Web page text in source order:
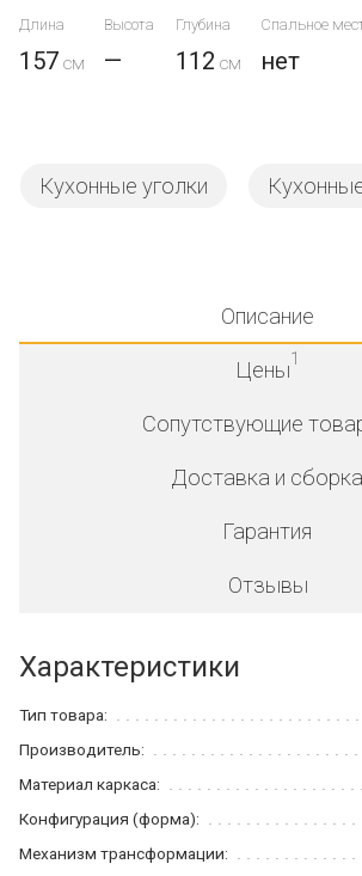
Длина Высота Глубина Спальное
157 — 112 нет
Кухонные уголки
Описание
Цены1
Сопутствующие
Доставка и сборка
Гарантия
Отзывы
Характеристики
Тип товара:
Производитель:
Материал каркаса:
Конфигурация (форма):
Механизм трансформации: